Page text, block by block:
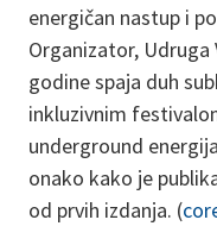
energičan nastup i
Organizator,
godine spaja duh
inkluzivnim
underground
onako kako je
od prvih izdanja. (